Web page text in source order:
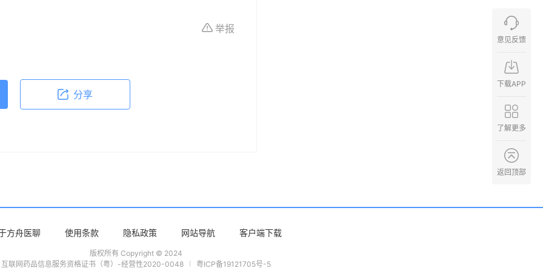
本文内容采取的任何行动，本文作者、出版方
举报
分享
方舟医聊 使用条款 隐私政策 网站导航 客户端下载
版权所有 Copyright © 2024
互联网药品信息服务资格证书（粤）-经营性2020-0048
粤ICP备19121705号-5
意见反馈
下载APP
了解更多
返回顶部